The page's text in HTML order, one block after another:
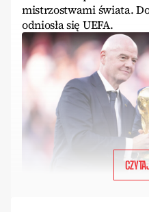
mistrzostwami świata.
odniosła się UEFA.